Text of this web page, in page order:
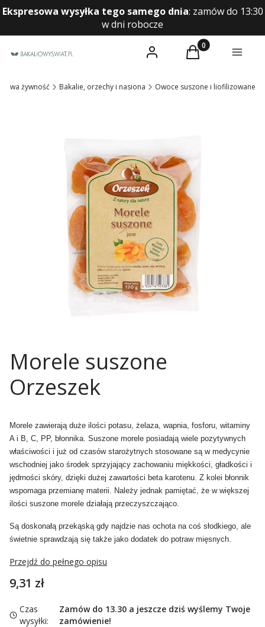
Ekspresowa wysyłka tego samego dnia: zamów do 13:30
w dni robocze
Zaloguj sięProdukty w
Koszyk Menu
żywność Bakalie, orzechy i nasiona Owoce suszone i liofilizowane
Morele suszone
Orzeszek
Morele zawierają duże ilości potasu, żelaza, wapnia, fosforu, witaminy
A i B, C, PP, błonnika. Suszone morele posiadają wiele pozytywnych
właściwości i już od czasów starożytnych stosowane są w medycynie
wschodniej jako środek sprzyjający zachowaniu miękkości, gładkości i
jędrności skóry, dzięki dużej zawartości beta karotenu. Z kolei błonnik
wspomaga przemianę materii. Należy jednak pamiętać, że w większej
ilości suszone morele działają przeczyszczająco.
Są doskonałą przekąską gdy najdzie nas ochota na coś słodkiego, ale
świetnie sprawdzają się także jako dodatek do potraw mięsnych.
Przejdź do pełnego opisu
Cena
9,31 zł
Czas
wysyłki:
Zamów do 13.30 a jeszcze dziś wyślemy Twoje
zamówienie!